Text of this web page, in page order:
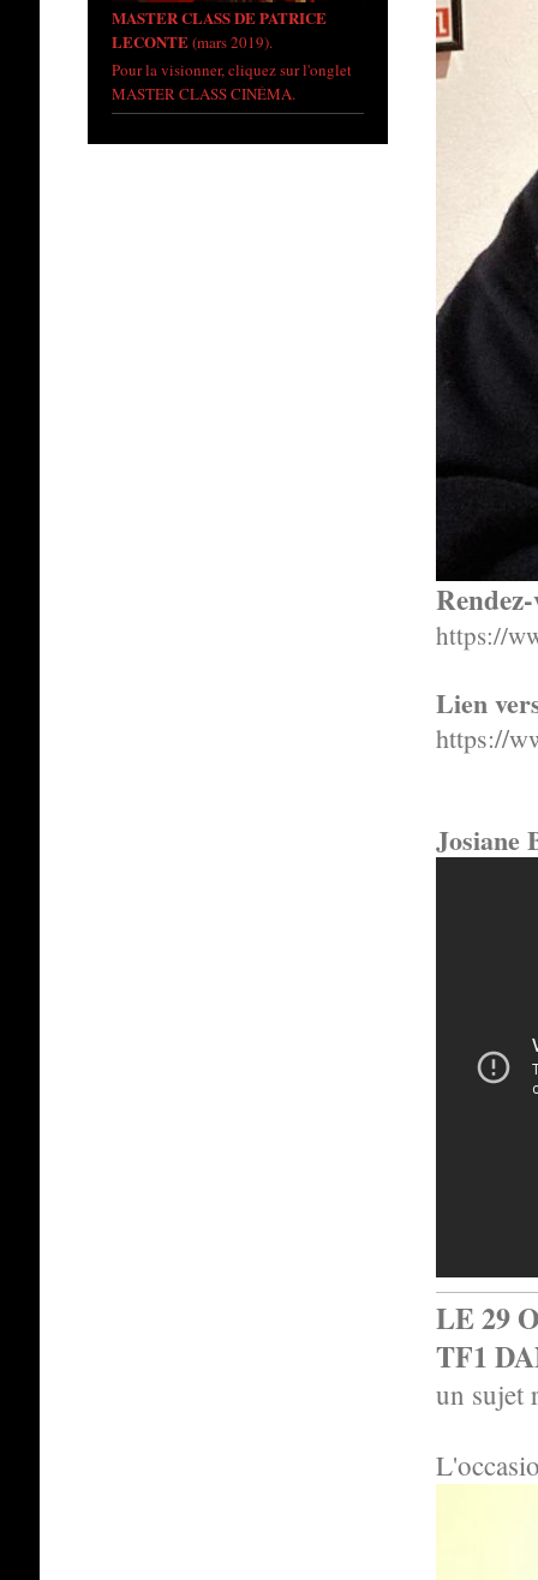
https://
Lien
https://
Josiane
LE 29
TF1
un sujet
MASTER CLASS DE PATRICE
LECONTE(mars 2019).
Pour la visionner, cliquez sur l'onglet
MASTER CLASS CINÉMA.